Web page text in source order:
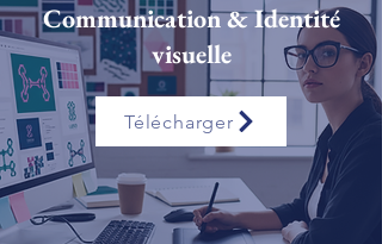
Communication & Identité
visuelle
Télécharger